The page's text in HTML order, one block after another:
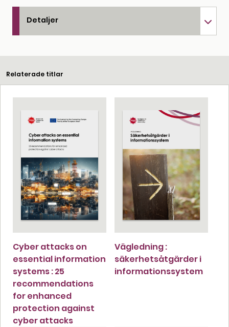
Detaljer
Relaterade titlar
Cyber attacks on
essential information
systems : 25
recommendations
for enhanced
protection against
cyber attacks
Vägledning :
säkerhetsåtgärder i
informationssystem